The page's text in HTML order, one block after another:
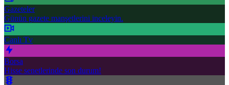
Gazeteler
Günün gazete manşetlerini inceleyin.
Canlı Tv
Borsa
Hisse senetlerinde son durum!